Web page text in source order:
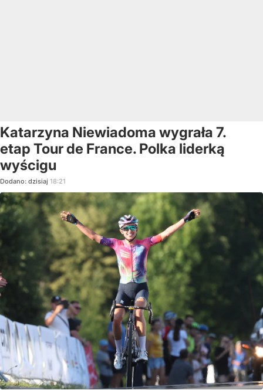
Katarzyna Niewiadoma wygrała 7.
etap Tour de France. Polka liderką
wyścigu
Dodano: dzisiaj 18:21